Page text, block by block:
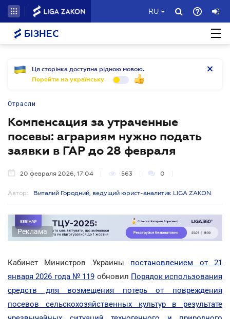
RU
БІЗНЕС
Ця сторінка доступна рідною мовою.
Перейти на українську
Отрасли
Компенсация за утраченные
посевы: аграриям нужно подать
заявки в ГАР до 28 февраля
20 февраля 2026, 17:04 563 0
Автор: Виталий Городний, ведущий юрист-аналитик LIGA ZAKON
Реклама
Кабинет Министров Украины постановлением от 21
января 2026 года № 119 обновил Порядок использования
средств для возмещения потерь от повреждения
посевов сельскохозяйственных культур в результате